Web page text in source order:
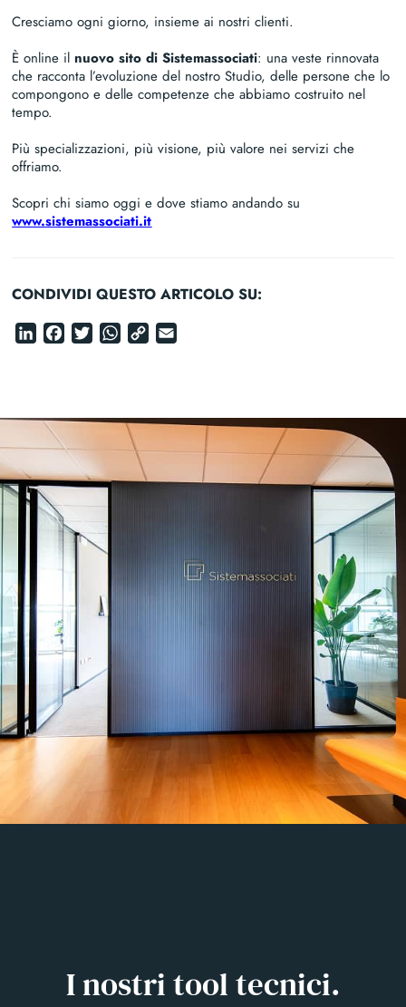
Cresciamo ogni giorno, insieme ai nostri clienti.
È online ilnuovo sito di Sistemassociati: una veste rinnovata
che racconta l’evoluzione del nostro Studio, delle persone che lo
compongono e delle competenze che abbiamo costruito nel
tempo.
Più specializzazioni, più visione, più valore nei servizi che
offriamo.
Scopri chi siamo oggi e dove stiamo andando su
www.sistemassociati.it
CONDIVIDI QUESTO ARTICOLO SU:
LinkedIn
Facebook
Twitter
WhatsApp
Copy
I nostri tool tecnici.